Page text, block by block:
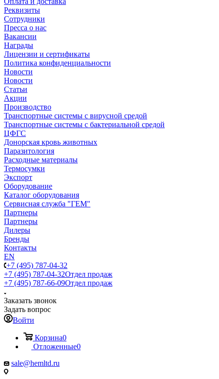
Реквизиты
Сотрудники
Пресса о нас
Вакансии
Награды
Лицензии и сертификаты
Политика конфиденциальности
Новости
Новости
Статьи
Акции
Производство
Транспортные системы с вирусной средой
Транспортные системы с бактериальной средой
ЦФГС
Донорская кровь животных
Паразитология
Расходные материалы
Термосумки
Экспорт
Оборудование
Каталог оборудования
Сервисная служба "ГЕМ"
Партнеры
Партнеры
Дилеры
Бренды
Контакты
EN
+7 (495) 787-04-32
+7 (495) 787-04-32Отдел продаж
+7 (495) 787-66-09Отдел продаж
Заказать звонок
Задать вопрос
Войти
Корзина0
Отложенные0
sale@hemltd.ru